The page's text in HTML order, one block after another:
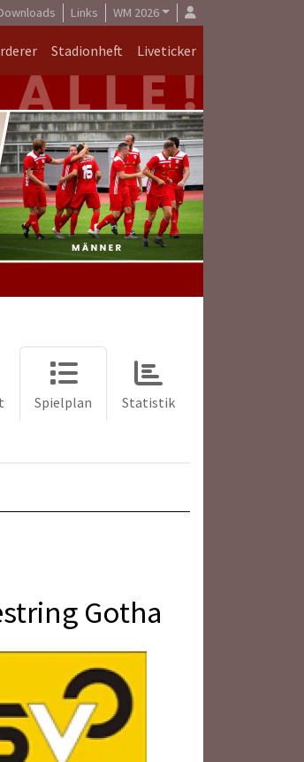
Links WM 2026
Stadionheft Liveticker
Spielplan Statistik
Gotha